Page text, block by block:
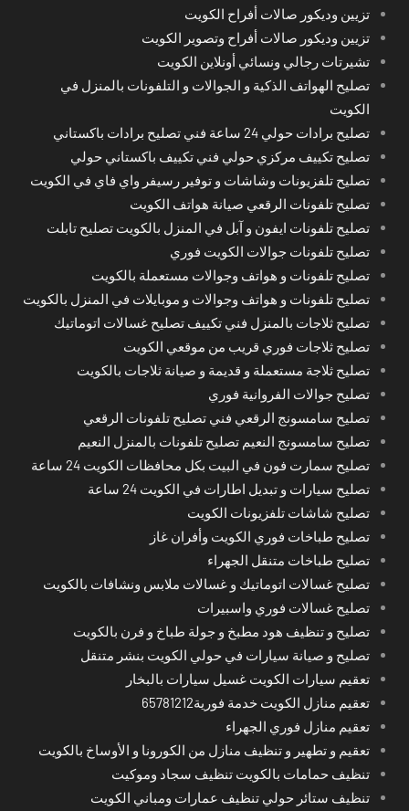
تزيين وديكور صالات أفراح الكويت
تزيين وديكور صالات أفراح وتصوير الكويت
تشيرتات رجالي ونسائي أونلاين الكويت
تصليح الهواتف الذكية و الجوالات و التلفونات بالمنزل في
الكويت
تصليح برادات حولي 24 ساعة فني تصليح برادات باكستاني
تصليح تكييف مركزي حولي فني تكييف باكستاني حولي
تصليح تلفزيونات وشاشات و توفير رسيفر واي فاي في الكويت
تصليح تلفونات الرقعي صيانة هواتف الكويت
تصليح تلفونات ايفون و آبل في المنزل بالكويت تصليح تابلت
تصليح تلفونات جوالات الكويت فوري
تصليح تلفونات و هواتف وجوالات مستعملة بالكويت
تصليح تلفونات و هواتف وجوالات و موبايلات في المنزل بالكويت
تصليح ثلاجات بالمنزل فني تكييف تصليح غسالات اتوماتيك
تصليح ثلاجات فوري قريب من موقعي الكويت
تصليح ثلاجة مستعملة و قديمة و صيانة ثلاجات بالكويت
تصليح جوالات الفروانية فوري
تصليح سامسونج الرقعي فني تصليح تلفونات الرقعي
تصليح سامسونج النعيم تصليح تلفونات بالمنزل النعيم
تصليح سمارت فون في البيت بكل محافظات الكويت 24 ساعة
تصليح سيارات و تبديل اطارات في الكويت 24 ساعة
تصليح شاشات تلفزيونات الكويت
تصليح طباخات فوري الكويت وأفران غاز
تصليح طباخات متنقل الجهراء
تصليح غسالات اتوماتيك و غسالات ملابس ونشافات بالكويت
تصليح غسالات فوري واسبيرات
تصليح و تنظيف هود مطبخ و جولة طباخ و فرن بالكويت
تصليح و صيانة سيارات في حولي الكويت بنشر متنقل
تعقيم سيارات الكويت غسيل سيارات بالبخار
تعقيم منازل الكويت خدمة فورية65781212
تعقيم منازل فوري الجهراء
تعقيم و تطهير و تنظيف منازل من الكورونا و الأوساخ بالكويت
تنظيف حمامات بالكويت تنظيف سجاد وموكيت
تنظيف ستائر حولي تنظيف عمارات ومباني الكويت